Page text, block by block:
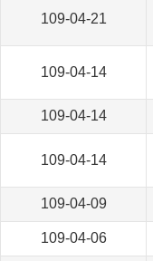
109-04-21
109-04-14
109-04-14
109-04-14
109-04-09
109-04-06